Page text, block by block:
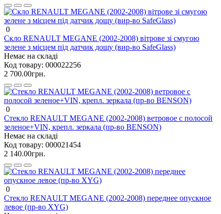
0
Скло RENAULT MEGANE (2002-2008) вітрове зі смугою
зелене з місцем під датчик дощу (вир-во SafeGlass)
Немає на складі
Код товару: 000022256
2 700.00грн.
0
Стекло RENAULT MEGANE (2002-2008) ветровое с полосой
зеленое+VIN, крепл. зеркала (пр-во BENSON)
Немає на складі
Код товару: 000021454
2 140.00грн.
0
Стекло RENAULT MEGANE (2002-2008) переднее опускное
левое (пр-во XYG)